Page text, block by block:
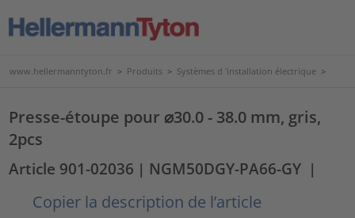
www.hellermanntyton.fr > Produits > Systèmes d 'installation électrique >
Presse-étoupe pour ⌀30.0 - 38.0 mm, gris,
2pcs
Article 901-02036 | NGM50DGY-PA66-GY |
Copier la description de l’article